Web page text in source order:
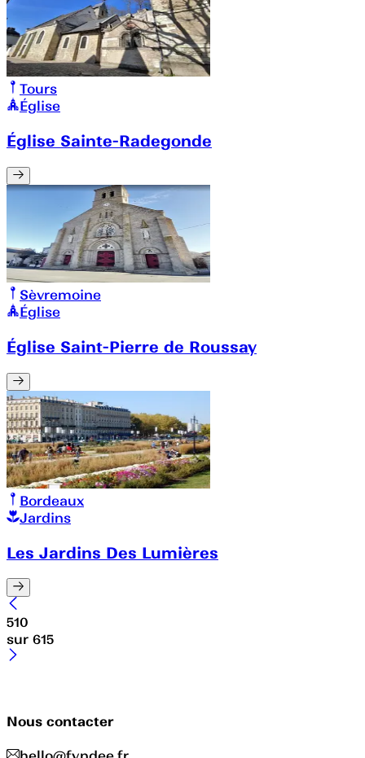
Tours
Église
Église Sainte-Radegonde
Sèvremoine
Église
Église Saint-Pierre de Roussay
Bordeaux
Jardins
Les Jardins Des Lumières
510
sur 615
Nous contacter